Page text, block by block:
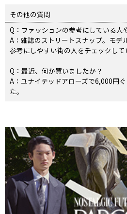
その他の質問
Q：ファッションの参考にしている人
A：雑誌のストリートスナップ。モデ
参考にしやすい街の人をチェックして
Q：最近、何か買いましたか？
A：ユナイテッドアローズで6,000円
た。